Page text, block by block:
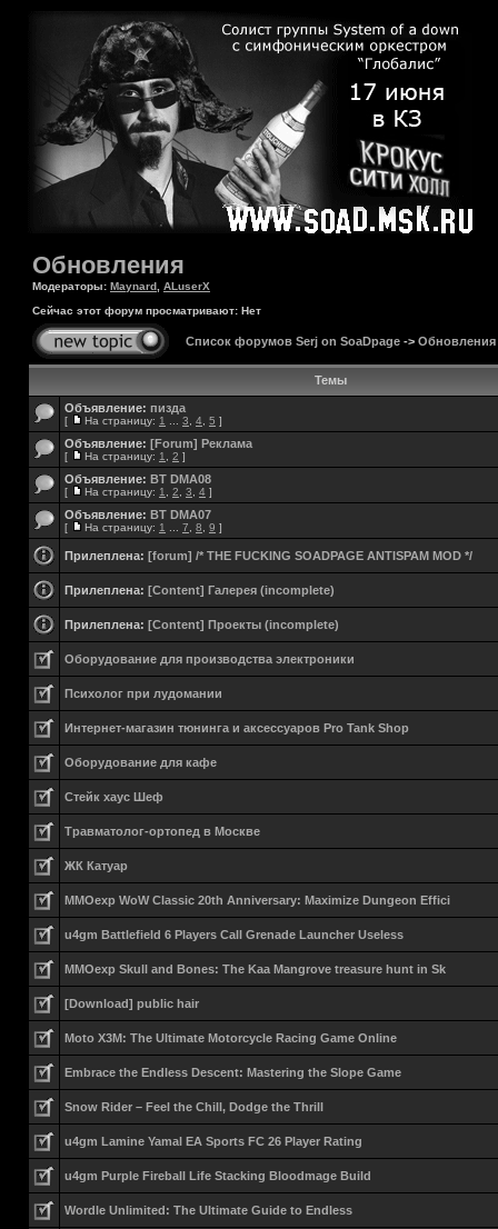
Обновления
Модераторы: Maynard ALuserX
Сейчас этот форум просматривают: Нет
Список форумов Serj on SoaDpage -> Обновления
Темы
Объявление: пизда
[ На страницу: 1 3 4 5 ]
Объявление: [Forum] Реклама
[ На страницу: 1 2 ]
Объявление: BT DMA08
[ На страницу: 1 2 3 4 ]
Объявление: BT DMA07
[ На страницу: 1 7 8 9 ]
Прилеплена: [forum] /* THE FUCKING SOADPAGE ANTISPAM MOD */
Прилеплена: [Content] Галерея (incomplete)
Прилеплена: [Content] Проекты (incomplete)
Оборудование для производства электроники
Психолог при лудомании
Интернет-магазин тюнинга и аксессуаров Pro Tank Shop
Оборудование для кафе
Стейк хаус Шеф
Травматолог-ортопед в Москве
ЖК Катуар
MMOexp WoW Classic 20th Anniversary: Maximize Dungeon Effici
u4gm Battlefield 6 Players Call Grenade Launcher Useless
MMOexp Skull and Bones: The Kaa Mangrove treasure hunt in Sk
[Download] public hair
Moto X3M: The Ultimate Motorcycle Racing Game Online
Embrace the Endless Descent: Mastering the Slope Game
Snow Rider – Feel the Chill, Dodge the Thrill
u4gm Lamine Yamal EA Sports FC 26 Player Rating
u4gm Purple Fireball Life Stacking Bloodmage Build
Wordle Unlimited: The Ultimate Guide to Endless